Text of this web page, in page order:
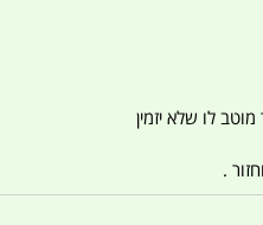
לו שלא יזמין
.